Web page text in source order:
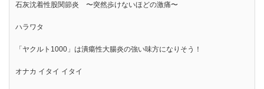
石灰沈着性股関節炎 〜突然歩けないほどの激痛〜
ハラワタ
「ヤクルト1000」は潰瘍性大腸炎の強い味方になりそう！
オナカ イタイ イタイ